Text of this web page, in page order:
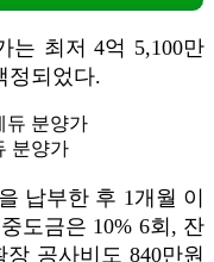
는 최저 4억 5,100만
정되었다.
분양가
납부한 후 1개월 이
도금은 10% 6회, 잔
공사비도 840만원